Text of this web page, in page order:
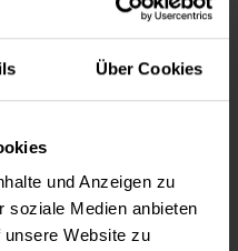
Über Cookies
und Anzeigen zu
soziale Medien anbieten
Website zu